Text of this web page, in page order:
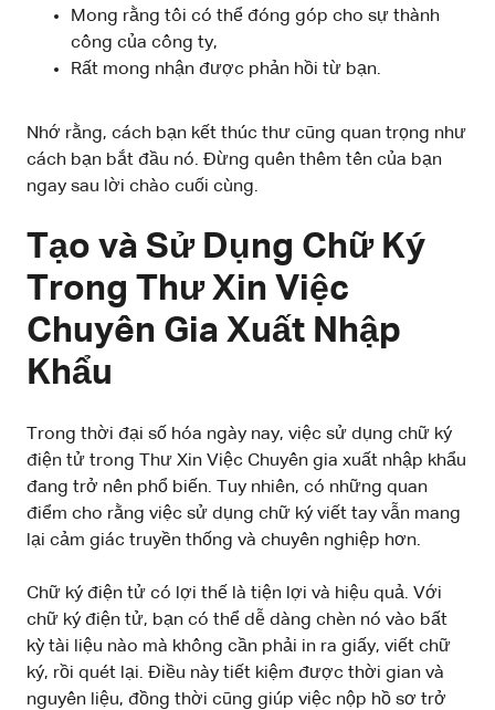
Mong rằng tôi có thể đóng góp cho sự thành
công của công ty,
Rất mong nhận được phản hồi từ bạn.
Nhớ rằng, cách bạn kết thúc thư cũng quan trọng như
cách bạn bắt đầu nó. Đừng quên thêm tên của bạn
ngay sau lời chào cuối cùng.
Tạo và Sử Dụng Chữ Ký
Trong Thư Xin Việc
Chuyên Gia Xuất Nhập
Khẩu
Trong thời đại số hóa ngày nay, việc sử dụng chữ ký
điện tử trong Thư Xin Việc Chuyên gia xuất nhập khẩu
đang trở nên phổ biến. Tuy nhiên, có những quan
điểm cho rằng việc sử dụng chữ ký viết tay vẫn mang
lại cảm giác truyền thống và chuyên nghiệp hơn.
Chữ ký điện tử có lợi thế là tiện lợi và hiệu quả. Với
chữ ký điện tử, bạn có thể dễ dàng chèn nó vào bất
kỳ tài liệu nào mà không cần phải in ra giấy, viết chữ
ký, rồi quét lại. Điều này tiết kiệm được thời gian và
nguyên liệu, đồng thời cũng giúp việc nộp hồ sơ trở